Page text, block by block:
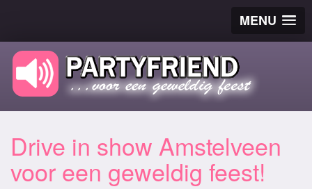
MENU
Drive in show Amstelveen
voor een geweldig feest!